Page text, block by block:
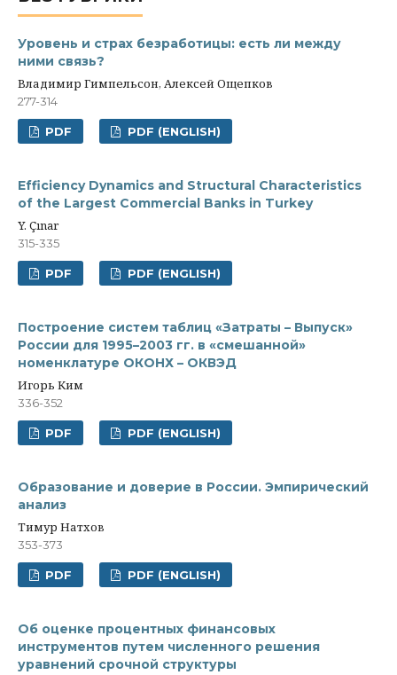
Уровень и страх безработицы: есть ли между
ними связь?
Владимир Гимпельсон, Алексей Ощепков
277-314
PDF PDF (ENGLISH)
Efficiency Dynamics and Structural Characteristics
of the Largest Commercial Banks in Turkey
Y. Çınar
315-335
PDF PDF (ENGLISH)
Построение систем таблиц «Затраты – Выпуск»
России для 1995–2003 гг. в «смешанной»
номенклатуре ОКОНХ – ОКВЭД
Игорь Ким
336-352
PDF PDF (ENGLISH)
Образование и доверие в России. Эмпирический
анализ
Тимур Натхов
353-373
PDF PDF (ENGLISH)
Об оценке процентных финансовых
инструментов путем численного решения
уравнений срочной структуры